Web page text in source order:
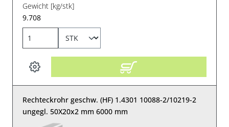
Gewicht [kg/stk]
9.708
Rechteckrohr geschw. (HF) 1.4301 10088-2/10219-2
ungegl. 50X20x2 mm 6000 mm